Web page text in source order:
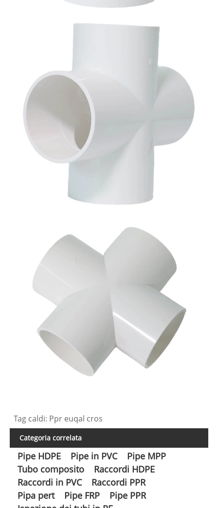
Tag caldi: Ppr euqal cros
Categoria correlata
Pipe HDPE Pipe in PVC
Pipe MPP
Tubo composito
Raccordi HDPE
Raccordi in PVC
Raccordi PPR
Pipa pert
Pipe FRP
Pipe PPR